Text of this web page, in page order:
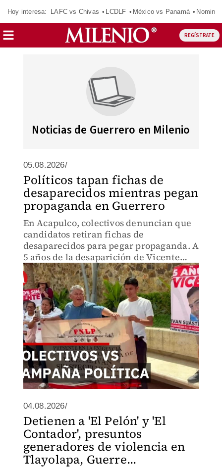
Hoy interesa: LAFC vs Chivas LCDLF México vs Panamá
REGÍSTRATE
Noticias de Guerrero en Milenio
05.08.2026/
Políticos tapan fichas de
desaparecidos mientras pegan
propaganda en Guerrero
En Acapulco, colectivos denuncian que
candidatos retiran fichas de
desaparecidos para pegar propaganda. A
5 años de la desaparición de Vicente
Suástegui, familias exigen no tapen
rostros de seres queridos. Crisis de
violencia que políticos ignoran.
04.08.2026/
Detienen a 'El Pelón' y 'El
Contador', presuntos
generadores de violencia en
Tlayolapa, Guerre...